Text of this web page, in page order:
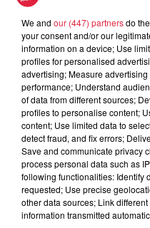
nature sans grande
We and our (447) partnersdo
your consent and/or our
information on a device; Use
profiles for personalised
advertising; Measure
performance; Understand
of data from different sources;
profiles to personalise content;
content; Use limited data to
detect fraud, and fix errors;
Save and communicate privacy
process personal data such as
following functionalities: Identify
requested; Use precise
other data sources; Link
information transmitted